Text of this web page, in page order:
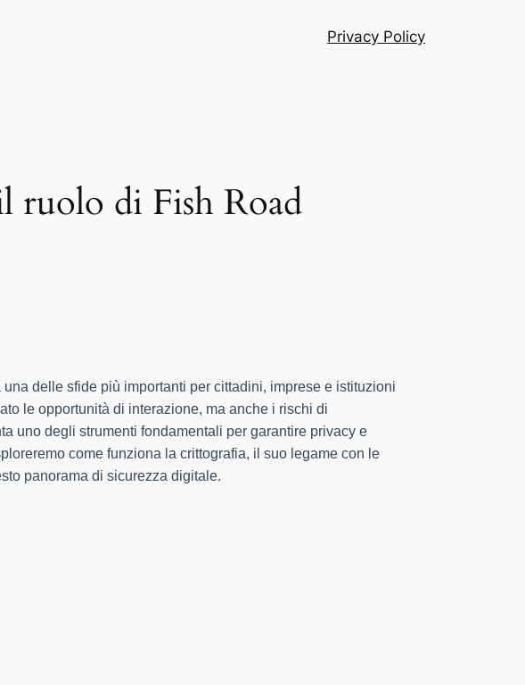
Privacy Policy
ruolo di Fish Road
delle sfide più importanti per cittadini, imprese e istituzioni
le opportunità di interazione, ma anche i rischi di
uno degli strumenti fondamentali per garantire privacy e
come funziona la crittografia, il suo legame con le
panorama di sicurezza digitale.